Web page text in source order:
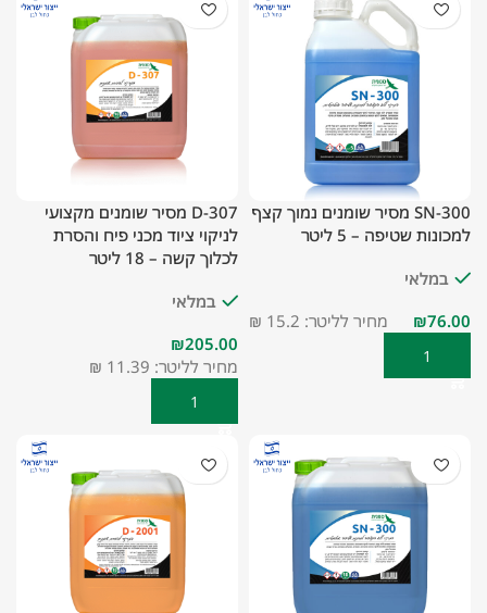
SN-300 מסיר שומנים נמוך קצף
למכונות שטיפה – 5 ליטר
במלאי
₪
מחיר לליטר: 15.2 ₪
הוספה לסל
D-307 מסיר שומנים מקצועי
לניקוי ציוד מכני פיח והסרת
לכלוך קשה – 18 ליטר
במלאי
₪
מחיר לליטר: 11.39 ₪
הוספה לסל